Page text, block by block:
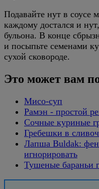
Подавайте нут в соусе
каждому достался и
бульона. В конце
и посыпьте семенами
сухой сковороде.
Это может вам
Мисо-суп
Рамэн - простой
Сочные куриные
Гребешки в
Лапша Buldak:
игнорировать
Тушеные бараньи